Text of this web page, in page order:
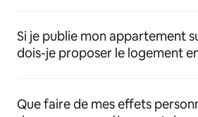
Si je publie mon appartement
dois-je proposer le logement
Que faire de mes effets